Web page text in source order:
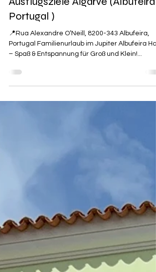
Jupiter Albufeira Hotel +
Ausflugsziele Algarve (Albufeira
Portugal )
📍Rua Alexandre O’Neill, 8200-343 Albufeira,
– Spaß & Entspannung für Groß und Klein!...